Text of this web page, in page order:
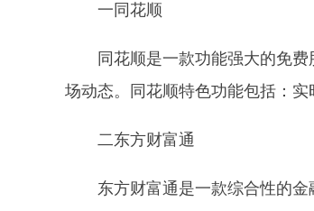
一同花顺
同花顺是一款功能强大的免
场动态。同花顺特色功能包括：实
二东方财富通
东方财富通是一款综合性的